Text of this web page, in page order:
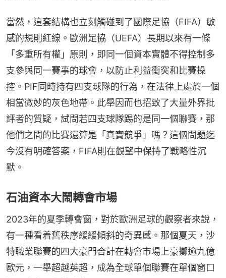
當然，這套結構也立刻觸碰到了國際足協（FIFA）敏
感的規則紅線。歐洲足協（UEFA）長期以來有一條
「多重所有權」原則，即同一個資本實體不得控制多
支參與同一賽事的球會，以防止利益衝突和比賽操
控。PIF同時持有四支球隊的行為，在法律上處於一個
相當微妙的灰色地帶。此舉因而也招致了大量外界批
評者的質疑，試問若四支球隊踢的是同一個聯賽，那
他們之間的比賽還算是「真實競爭」嗎？這個問題迄
今沒有明確答案，FIFA則在觀望中保持了戰略性沉
默。
石油資本大鬧轉會市場
2023年的夏季轉會窗，對於歐洲足球的觀察者來說，
有一種看着舊秩序緩緩傾斜的奇異感。那個夏天，沙
特職業聯賽的四大豪門合計在轉會市場上豪擲逾九億
歐元，一舉超越英超，成為全球單個聯賽在單個窗口